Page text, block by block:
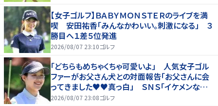
【女子ゴルフ】ＢＡＢＹＭＯＮＳＴＥＲのライブを満
喫 安田祐香「みんなかわいい。刺激になる」 ３
勝目へ１差５位発進
2026/08/07 23:10ゴルフ
「どちらもめちゃくちゃ可愛いよ」 人気女子ゴル
ファーがお父さん犬との対面報告「お父さんに会
ってきました♥♥真っ白」 ＳＮＳ「イケメンなお
父さん」「白戸家入りするんですか？」
2026/08/07 23:08ゴルフ